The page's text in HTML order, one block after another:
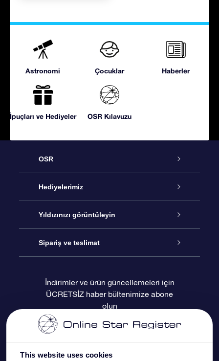
This website uses cookies
Astronomi Çocuklar Haberler
İpuçları ve Hediyeler OSR Kılavuzu
OSR
Hizmet
İletişim
Blogu
Değerlendirmeler
Hediyelerimiz
Çevrimiçi Yıldız Hediyesi
OSR Hediye Paketi
OSR Hediye Kartı
Kurumsal hediyeler
Yıldızınızı görüntüleyin
Star Register
Kişiselleştirilmiş Yıldız Sayfası
Bir Milyon Yıldız
OSR Starsaver
Sipariş ve teslimat
Ödeme bilgileri
Sevkiyat bilgileri
İade Politikası
İndirimler ve ürün güncellemeleri için
ÜCRETSİZ haber bültenimize abone
olun